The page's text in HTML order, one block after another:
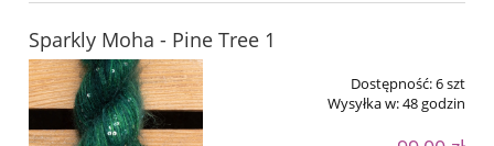
Sparkly Moha - Pine Tree 1
Dostępność:6 szt
Wysyłka w:48 godzin